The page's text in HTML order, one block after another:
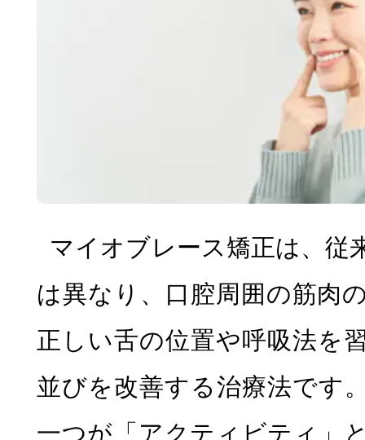
マイオブレース矯正は、従
は異なり、口腔周囲の筋肉
正しい舌の位置や呼吸法を
並びを改善する治療法です
一つが「アクティビティ」